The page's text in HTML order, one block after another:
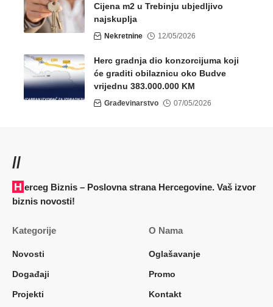
Cijena m2 u Trebinju ubjedljivo
najskuplja
Nekretnine 12/05/2026
Herc gradnja dio konzorcijuma koji
će graditi obilaznicu oko Budve
vrijednu 383.000.000 KM
Građevinarstvo 07/05/2026
//
Herceg Biznis – Poslovna strana Hercegovine. Vaš izvor
biznis novosti!
Kategorije
Novosti
Događaji
Projekti
O Nama
Oglašavanje
Promo
Kontakt